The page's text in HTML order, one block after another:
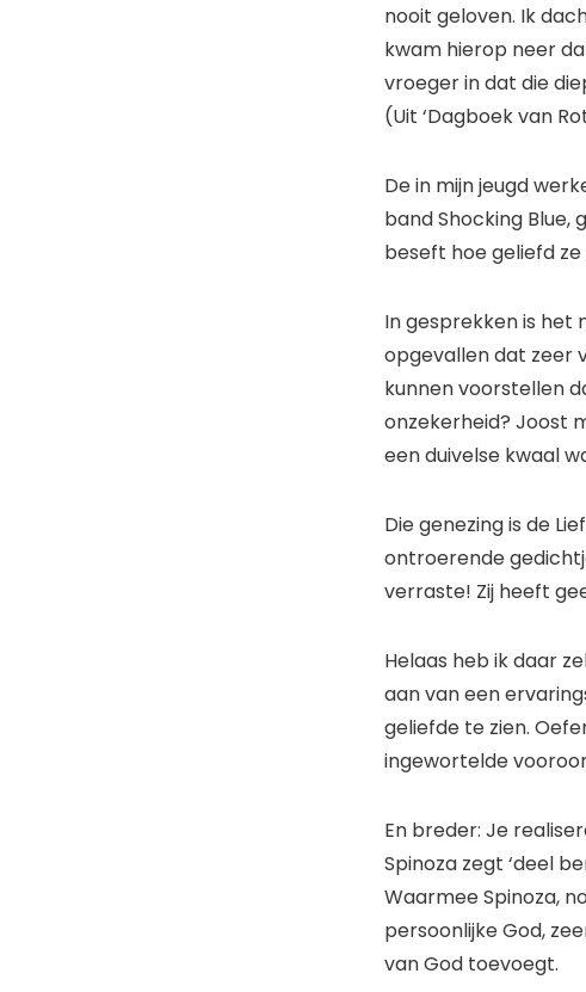
nooit geloven. Ik
kwam hierop neer
vroeger in dat die
(Uit ‘Dagboek van
De in mijn jeugd
band Shocking
beseft hoe geliefd ze
In gesprekken is het
opgevallen dat zeer
kunnen voorstellen
onzekerheid? Joost
een duivelse kwaal
Die genezing is de
ontroerende
verraste! Zij heeft
Helaas heb ik daar
aan van een
geliefde te zien.
ingewortelde
En breder: Je
Spinoza zegt ‘deel
Waarmee Spinoza,
persoonlijke God,
van God toevoegt.